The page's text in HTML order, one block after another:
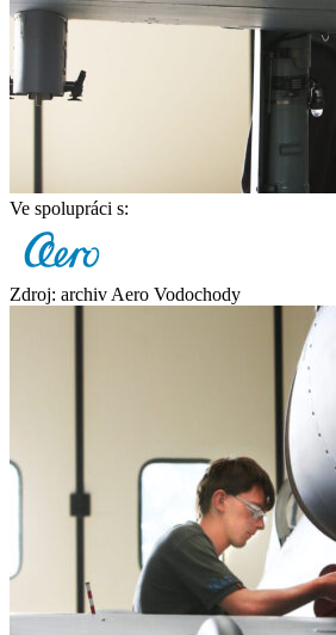
Ve spolupráci s:
Zdroj: archiv Aero Vodochody